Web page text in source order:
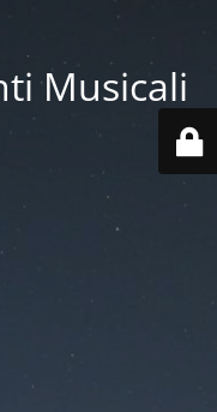
Musicali